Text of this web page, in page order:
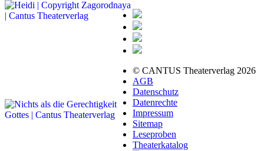
© CANTUS Theaterverlag 2026
AGB
Datenschutz
Datenrechte
Impressum
Sitemap
Leseproben
Theaterkatalog